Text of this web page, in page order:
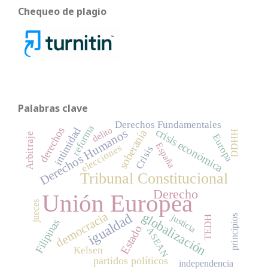
Chequeo de plagio
Palabras clave
Unión Europea
Tribunal Constitucional
igualdadglobalización
Derecho
democracia
Derechos Humanos crisis económica
Estado
soberanía
intimidad
Filipinas
derechos
partidos políticos
Crisis
reforma
TEDH
elecciones
Derechos Fundamentales
Europa
Arbitraje
Kelsen
independencia
ASEAN
España
jueces
principios
justicia
delito DDHH